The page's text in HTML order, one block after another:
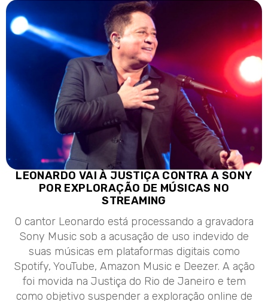
LEONARDO VAI À JUSTIÇA CONTRA A SONY
POR EXPLORAÇÃO DE MÚSICAS NO
STREAMING
O cantor Leonardo está processando a gravadora
Sony Music sob a acusação de uso indevido de
suas músicas em plataformas digitais como
Spotify, YouTube, Amazon Music e Deezer. A ação
foi movida na Justiça do Rio de Janeiro e tem
como objetivo suspender a exploração online de